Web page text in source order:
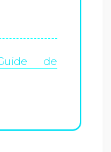
de